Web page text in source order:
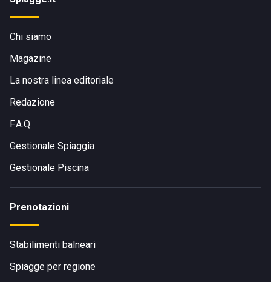
Chi siamo
Magazine
La nostra linea editoriale
Redazione
F.A.Q.
Gestionale Spiaggia
Gestionale Piscina
Prenotazioni
Stabilimenti balneari
Spiagge per regione